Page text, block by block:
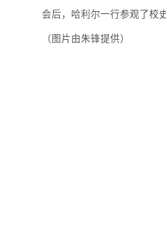
会后，哈利尔一行参观了校
（图片由朱锋提供）